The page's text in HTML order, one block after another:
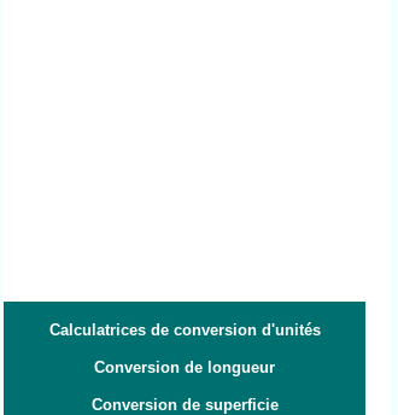
Calculatrices de conversion d'unités
Conversion de longueur
Conversion de superficie